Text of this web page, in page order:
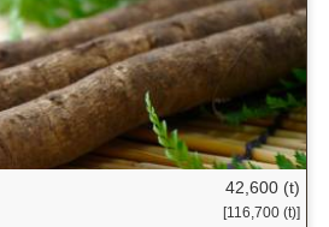
42,600 (t)
[116,700 (t)]